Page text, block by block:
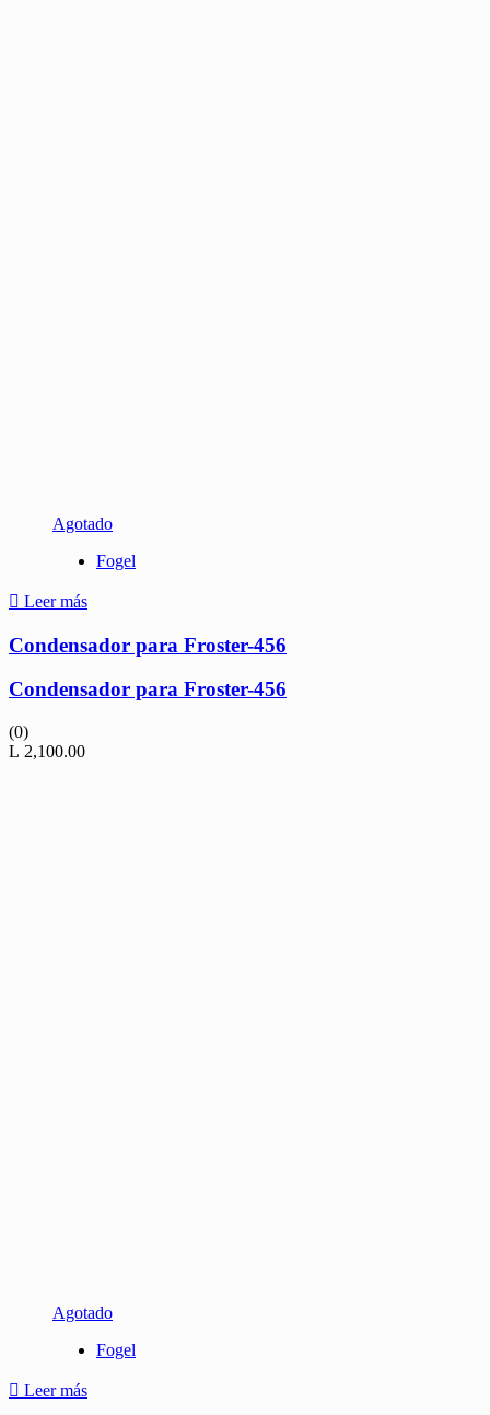
Agotado
Fogel
Leer más
Condensador para Froster-456
Condensador para Froster-456
(0)
L 2,100.00
Agotado
Fogel
Leer más